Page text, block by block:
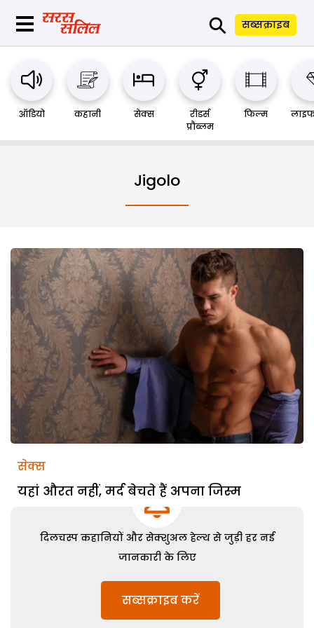
⚲ सब्सक्राइब
ऑडियो कहानी सेक्स
रीडर्स
प्रौब्लम
फिल्म
Jigolo
सेक्स
यहां औरत नहीं, मर्द बेचते हैं अपना जिस्म
दिलचस्प कहानियों और सेक्शुअल हेल्थ से जुड़ी हर नई
जानकारी के लिए
सब्सक्राइब करें